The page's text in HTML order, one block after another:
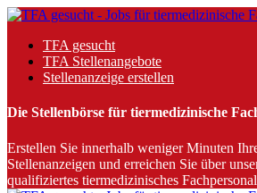
TFA gesucht
TFA Stellenangebote
Stellenanzeige erstellen
Die Stellenbörse für tiermedizinische
Erstellen Sie innerhalb weniger Minuten
Stellenanzeigen und erreichen Sie über
qualifiziertes tiermedizinisches